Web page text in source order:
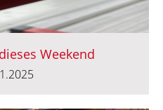
Weekend